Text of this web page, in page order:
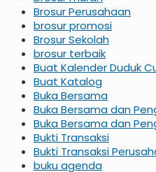
Brosur Perusahaan
brosur promosi
Brosur Sekolah
brosur terbaik
Buat Kalender Duduk
Buat Katalog
Buka Bersama
Buka Bersama dan
Buka Bersama dan
Bukti Transaksi
Bukti Transaksi
buku agenda